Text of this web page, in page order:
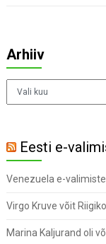
Arhiiv
Arhiiv
Eesti e-
Venezuela e-
Virgo Kruve võit
Marina Kaljurand oli